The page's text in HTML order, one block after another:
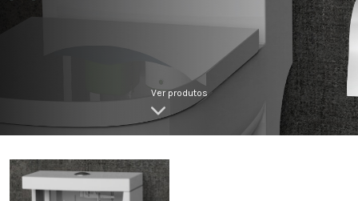
Ver produtos